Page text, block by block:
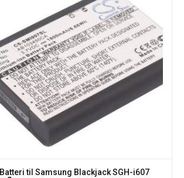
Batteri til Samsung Blackjack SGH-i607